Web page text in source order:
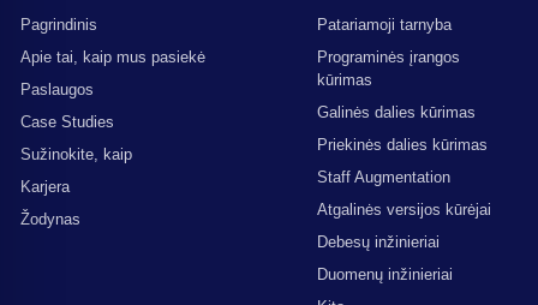
Pagrindinis
Apie tai, kaip mus pasiekė
Paslaugos
Case Studies
Sužinokite, kaip
Karjera
Žodynas
Patariamoji tarnyba
Programinės įrangos
kūrimas
Galinės dalies kūrimas
Priekinės dalies kūrimas
Staff Augmentation
Atgalinės versijos kūrėjai
Debesų inžinieriai
Duomenų inžinieriai